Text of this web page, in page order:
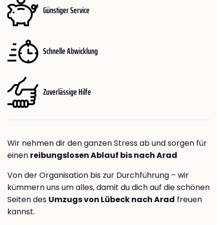
Günstiger Service
Schnelle Abwicklung
Zuverlässige Hilfe
Wir nehmen dir den ganzen Stress ab und sorgen für
einen reibungslosen Ablauf bis nach Arad
Von der Organisation bis zur Durchführung – wir
kümmern uns um alles, damit du dich auf die schönen
Seiten des Umzugs von Lübeck nach Arad freuen
kannst.